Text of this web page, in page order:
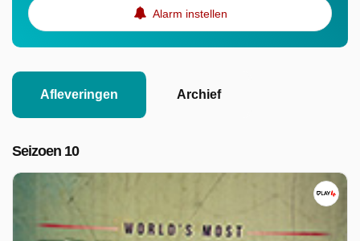
Alarm instellen
Afleveringen Archief
Seizoen 10